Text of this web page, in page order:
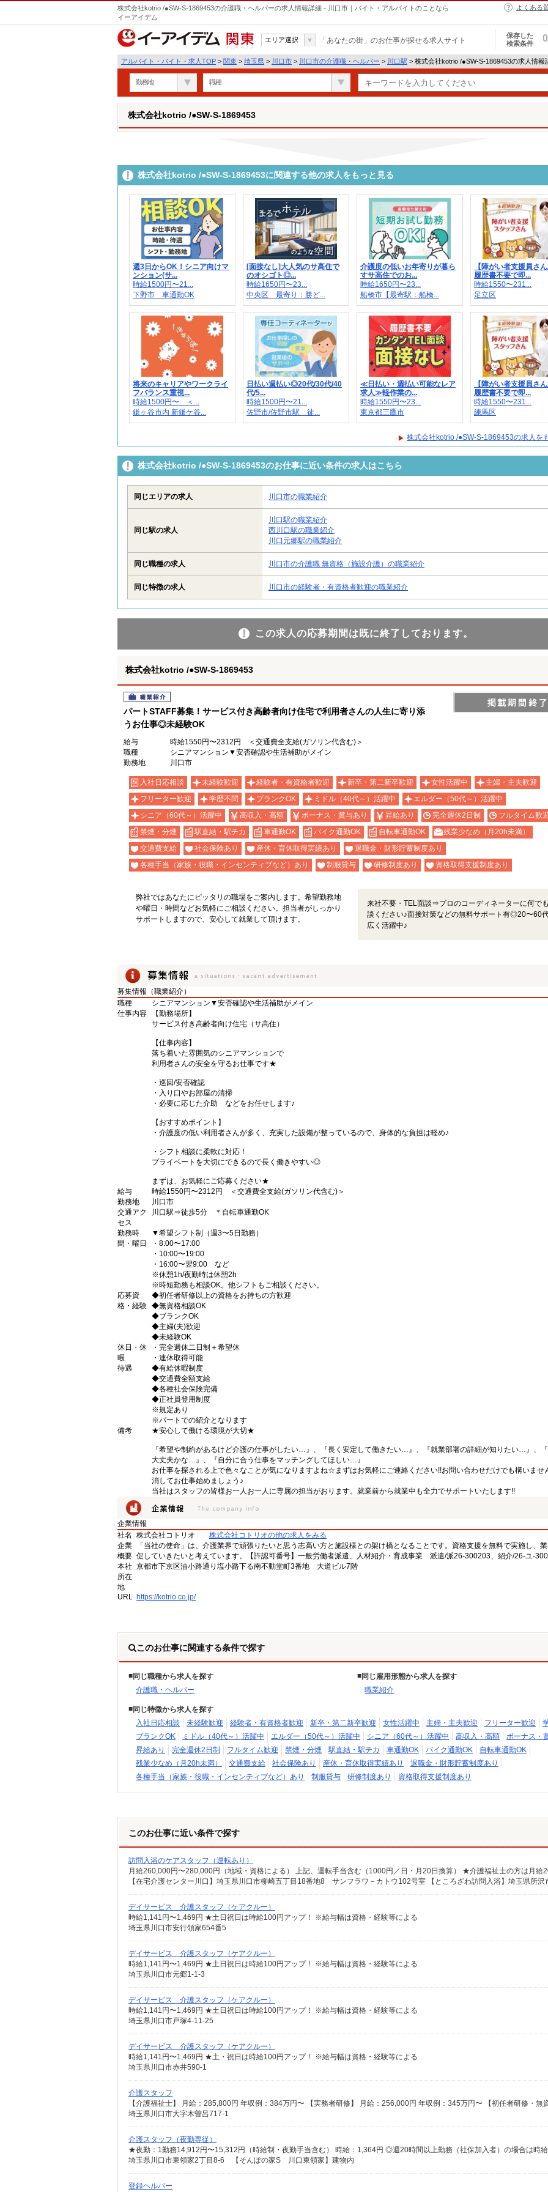
株式会社kotrio /●SW-S-1869453の介護職・ヘルパーの求人情報詳細 - 川口市｜バイト・アルバイトのことなら
イーアイデム
よくある
関東
エリア選択 「あなたの街」のお仕事が探せる求人サイト
保存した
検索条件
0
アルバイト・バイト・求人TOP > 関東 > 埼玉県 > 川口市 > 川口市の介護職・ヘルパー > 川口駅 > 株式会社kotrio /●SW-S-1869453の求人情報
勤務地 職種
株式会社kotrio /●SW-S-1869453
株式会社kotrio /●SW-S-1869453に関連する他の求人をもっと見る
週3日からOK！シニア向けマ
ンション(サ...
時給1500円〜21...
下野市 車通勤OK
[面接なし]大人気のサ高住で
のオシゴト◎...
時給1650円〜23...
中央区 最寄り：勝ど...
介護度の低いお年寄りが暮ら
すサ高住でのお...
時給1650円〜23...
船橋市【最寄駅：船橋...
【障がい者支援員さ
履歴書不要で即...
時給1550〜231...
足立区
将来のキャリアやワークライ
フバランス重視...
時給1500円〜 ＜...
鎌ヶ谷市内 新鎌ケ谷...
日払い週払い◎20代/30代/40
代/5...
時給1500円〜21...
佐野市/佐野市駅 徒...
≪日払い・週払い可能なレア
求人≫軽作業の...
時給1550円〜23...
東京都三鷹市
【障がい者支援員さ
履歴書不要で即...
時給1550〜231...
練馬区
株式会社kotrio /●SW-S-1869453の求人を
株式会社kotrio /●SW-S-1869453のお仕事に近い条件の求人はこちら
同じエリアの求人 川口市の職業紹介
同じ駅の求人
川口駅の職業紹介
西川口駅の職業紹介
川口元郷駅の職業紹介
同じ職種の求人 川口市の介護職 無資格（施設介護）の職業紹介
同じ特徴の求人 川口市の経験者・有資格者歓迎の職業紹介
この求人の応募期間は既に終了しております。
株式会社kotrio /●SW-S-1869453
職業紹介
パートSTAFF募集！サービス付き高齢者向け住宅で利用者さんの人生に寄り添
うお仕事◎未経験OK
給与
時給1550円〜2312円 ＜交通費全支給(ガソリン代含む)＞
職種
シニアマンション▼安否確認や生活補助がメイン
勤務地
川口市
入社日応相談 未経験歓迎 経験者・有資格者歓迎 新卒・第二新卒歓迎 女性活躍中
主婦・主夫歓迎
フリーター歓迎
学歴不問 ブランクOK ミドル（40代～）活躍中
エルダー（50代～）活躍中
シニア（60代～）活躍中
高収入・高額 ボーナス・賞与あり 昇給あり 完全週休2日制
フルタイム歓
禁煙・分煙
駅直結・駅チカ 車通勤OK バイク通勤OK 自転車通勤OK
残業少なめ（月20h未満）
交通費支給
社会保険あり 産休・育休取得実績あり
退職金・財形貯蓄制度あり
各種手当（家族・役職・インセンティブなど）あり
制服貸与 研修制度あり 資格取得支援制度あり
弊社ではあなたにピッタリの職場をご案内します。希望勤務地
や曜日・時間などお気軽にご相談ください。担当者がしっかり
サポートしますので、安心して就業して頂けます。
来社不要・TEL面談⇒プロのコーディネーターに何で
談ください♪面接対策などの無料サポート有◎20〜60
広く活躍中♪
募集情報（職業紹介）
職種
シニアマンション▼安否確認や生活補助がメイン
仕事内容
【勤務場所】
サービス付き高齢者向け住宅（サ高住）
【仕事内容】
落ち着いた雰囲気のシニアマンションで
利用者さんの安全を守るお仕事です★
・巡回/安否確認
・入り口やお部屋の清掃
・必要に応じた介助 などをお任せします♪
【おすすめポイント】
・介護度の低い利用者さんが多く、充実した設備が整っているので、身体的な負担は軽め♪
・シフト相談に柔軟に対応！
プライベートを大切にできるので長く働きやすい◎
まずは、お気軽にご応募ください★
給与
時給1550円〜2312円 ＜交通費全支給(ガソリン代含む)＞
勤務地
川口市
交通アク
セス
川口駅⇒徒歩5分 ＊自転車通勤OK
勤務時
間・曜日
▼希望シフト制（週3〜5日勤務）
・8:00〜17:00
・10:00〜19:00
・16:00〜翌9:00 など
※休憩1h/夜勤時は休憩2h
※時短勤務も相談OK。他シフトもご相談ください。
応募資
格・経験
◆初任者研修以上の資格をお持ちの方歓迎
◆無資格相談OK
◆ブランクOK
◆主婦(夫)歓迎
◆未経験OK
休日・休
暇
・完全週休二日制＋希望休
・連休取得可能
待遇
◆有給休暇制度
◆交通費全額支給
◆各種社会保険完備
◆正社員登用制度
※規定あり
※パートでの紹介となります
備考
★安心して働ける環境が大切★
『希望や制約があるけど介護の仕事がしたい…』、『長く安定して働きたい…』、『就業部署の詳細が知りたい…』、
大丈夫かな…』、『自分に合う仕事をマッチングしてほしい…』
お仕事を探される上で色々なことが気になりますよね☆まずはお気軽にご連絡ください!!お問い合わせだけでも構いませ
消してお仕事始めましょう♪
当社はスタッフの皆様お一人お一人に専属の担当がおります。就業前から就業中も全力でサポートいたします!!
企業情報
社名
株式会社コトリオ
株式会社コトリオの他の求人をみる
企業
概要
「当社の使命」は、介護業界で頑張りたいと思う志高い方と施設様との架け橋となることです。資格支援を無料で実施し、
促していきたいと考えています。【許認可番号】一般労働者派遣、人材紹介・育成事業 派遣/派26-300203、紹介/26-ユ-
本社
所在
地
京都市下京区油小路通り塩小路下る南不動堂町3番地 大道ビル7階
URL https://kotrio.co.jp/
このお仕事に関連する条件で探す
同じ職種から求人を探す
介護職・ヘルパー
同じ雇用形態から求人を探す
職業紹介
同じ特徴から求人を探す
入社日応相談
未経験歓迎 経験者・有資格者歓迎 新卒・第二新卒歓迎 女性活躍中 主婦・主夫歓迎 フリーター歓迎
ブランクOK
ミドル（40代～）活躍中 エルダー（50代～）活躍中 シニア（60代～）活躍中 高収入・高額
ボーナス・
昇給あり
完全週休2日制 フルタイム歓迎 禁煙・分煙 駅直結・駅チカ 車通勤OK バイク通勤OK
自転車通勤OK
残業少なめ（月20h未満）
交通費支給 社会保険あり 産休・育休取得実績あり
退職金・財形貯蓄制度あり
各種手当（家族・役職・インセンティブなど）あり
制服貸与 研修制度あり 資格取得支援制度あり
このお仕事に近い条件で探す
訪問入浴のケアスタッフ（運転あり）
デイサービス 介護スタッフ（ケアクルー）
時給1,141円〜1,469円 ★土日祝日は時給100円アップ！ ※給与幅は資格・経験等による
埼玉県川口市安行領家654番5
デイサービス 介護スタッフ（ケアクルー）
時給1,141円〜1,469円 ★土日祝日は時給100円アップ！ ※給与幅は資格・経験等による
埼玉県川口市元郷1-1-3
デイサービス 介護スタッフ（ケアクルー）
時給1,141円〜1,469円 ★土日祝日は時給100円アップ！ ※給与幅は資格・経験等による
埼玉県川口市戸塚4-11-25
デイサービス 介護スタッフ（ケアクルー）
時給1,141円〜1,469円 ★土・祝日は時給100円アップ！ ※給与幅は資格・経験等による
埼玉県川口市赤井590-1
介護スタッフ
埼玉県川口市大字木曽呂717-1
介護スタッフ（夜勤専従）
埼玉県川口市東領家2丁目8-6 【そんぽの家S 川口東領家】建物内
登録ヘルパー